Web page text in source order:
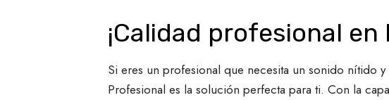
¡Calidad profesional
Si eres un profesional que necesita un sonido nítido
Profesional es la solución perfecta para ti. Con la